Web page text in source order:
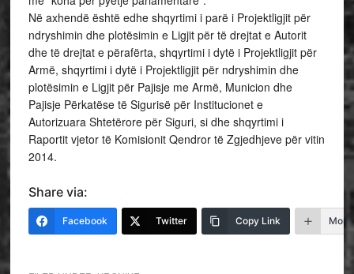
Në axhendë është edhe shqyrtimi i parë i Projektligjit për
ndryshimin dhe plotësimin e Ligjit për të drejtat e Autorit
dhe të drejtat e përafërta, shqyrtimi i dytë i Projektligjit për
Armë, shqyrtimi i dytë i Projektligjit për ndryshimin dhe
plotësimin e Ligjit për Pajisje me Armë, Municion dhe
Pajisje Përkatëse të Sigurisë për Institucionet e
Autorizuara Shtetërore për Siguri, si dhe shqyrtimi i
Raportit vjetor të Komisionit Qendror të Zgjedhjeve për vitin
2014.
Share via:
Facebook Twitter Copy Link More